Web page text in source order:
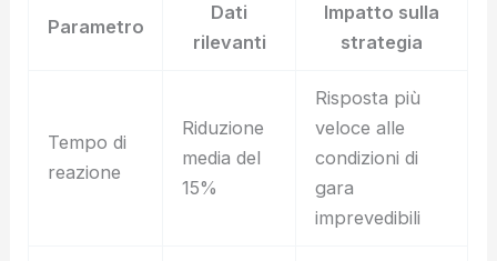
Parametro
Dati
rilevanti
Impatto sulla
strategia
Tempo di
reazione
Riduzione
media del
15%
Risposta più
veloce alle
condizioni di
gara
imprevedibili